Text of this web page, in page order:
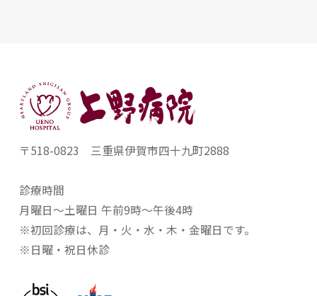
〒518-0823 三重県伊賀市四十九町2888
診療時間
月曜日～土曜日 午前9時～午後4時
※初回診療は、月・火・水・木・金曜日です。
※日曜・祝日休診